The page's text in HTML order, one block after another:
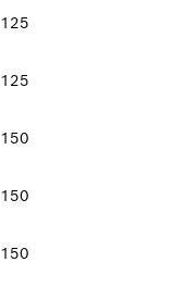
125
125
150
150
150